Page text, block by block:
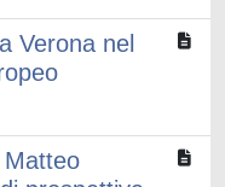
Verona nel